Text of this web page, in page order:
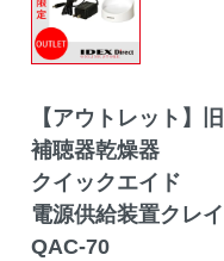
【アウトレット】
補聴器乾燥器
クイックエイド
電源供給装置クレ
QAC-70